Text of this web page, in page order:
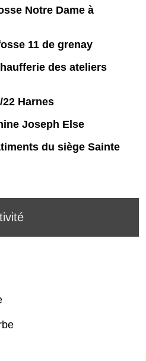
Notre Dame à
11 de grenay
des ateliers
Harnes
Joseph Else
du siège Sainte